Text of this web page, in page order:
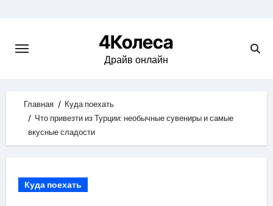
content
4Колеса
Драйв онлайн
Главная
Куда поехать
Что привезти из Турции: необычные сувениры и самые
вкусные сладости
Куда поехать